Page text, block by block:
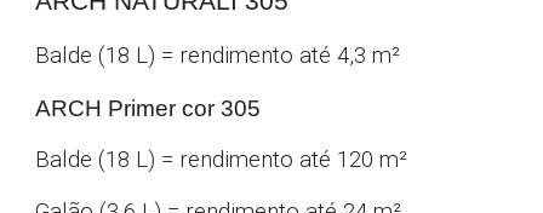
Balde (18 L) = rendimento até 4,3 m²
ARCH Primer cor305
Balde (18 L) = rendimento até 120 m²